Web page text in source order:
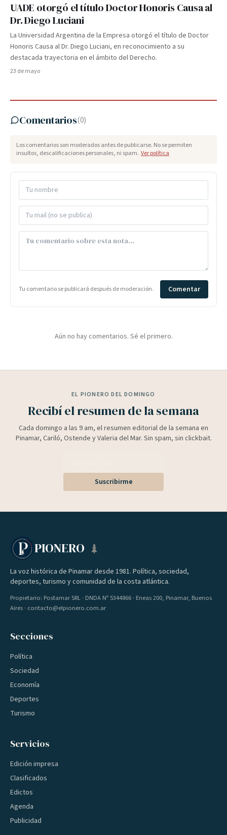
UADE otorgó el título Doctor Honoris Causa al
Dr. Diego Luciani
La Universidad Argentina de la Empresa otorgó el título de Doctor
Honoris Causa al Dr. Diego Luciani, en reconocimiento a su
destacada trayectoria en el ámbito del Derecho.
23 de mayo
Comentarios(0)
Los comentarios son moderados antes de publicarse. No se permiten
insultos, descalificaciones personales, ni spam. Ver política
Tu comentario se publicará después de moderación. Comentar
Aún no hay comentarios. Sé el primero.
EL PIONERO DEL DOMINGO
Recibí el resumen de la semana
Cada domingo a las 9 am, el resumen editorial de la semana en
Pinamar, Cariló, Ostende y Valeria del Mar. Sin spam, sin clickbait.
Suscribirme
PIONERO
La voz histórica de Pinamar desde 1981. Política, sociedad,
deportes, turismo y comunidad de la costa atlántica.
Propietario: Postamar SRL · DNDA Nº 5344866 · Eneas 200, Pinamar, Buenos
Aires · contacto@elpionero.com.ar
Secciones
Política
Sociedad
Economía
Deportes
Turismo
Servicios
Edición impresa
Clasificados
Edictos
Agenda
Publicidad